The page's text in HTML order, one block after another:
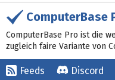
ComputerBase
ComputerBase Pro ist die
zugleich faire Variante von
Feeds Discord